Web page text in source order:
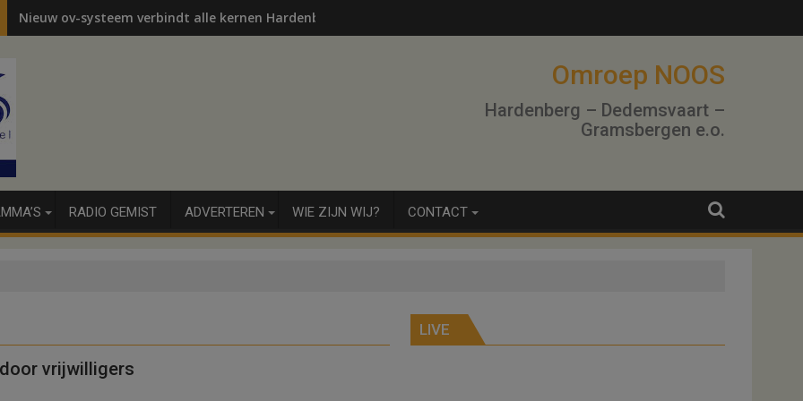
Nieuw ov-systeem verbindt alle kernen Hardenberg
Omroep NOOS
Hardenberg – Dedemsvaart –
Gramsbergen e.o.
RADIO GEMIST ADVERTEREN WIE ZIJN WIJ? CONTACT
vrijwilligers
LIVE